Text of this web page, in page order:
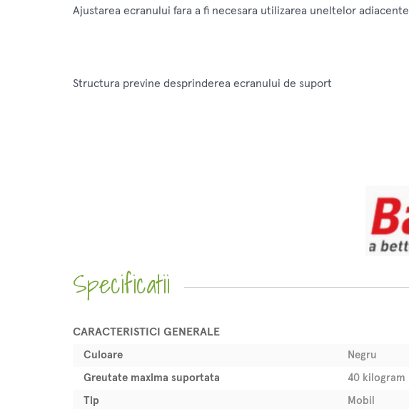
Ajustarea ecranului fara a fi necesara utilizarea uneltelor adiacente
Structura previne desprinderea ecranului de suport
Specificatii
CARACTERISTICI GENERALE
Culoare Negru
Greutate maxima suportata 40 kilogram
Tip Mobil